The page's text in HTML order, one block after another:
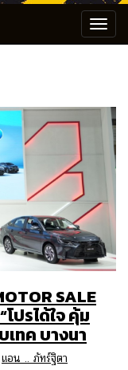
SALE
ปรได้ใจ คุ้ม
เทค บางนา
แอน .. ภัทร์ฐิตา